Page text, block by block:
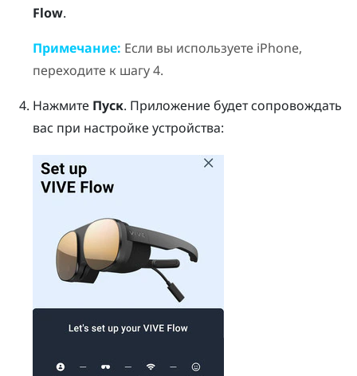
Flow.
Примечание: Если вы используете iPhone,
переходите к шагу 4.
Нажмите Пуск. Приложение будет сопровождать
вас при настройке устройства: